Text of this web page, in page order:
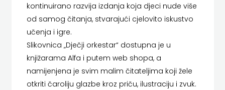
STJEPAN
KOSAČA
HENA
kontinuirano razvija izdanja koja djeci nude više
od samog čitanja, stvarajući cjelovito iskustvo
učenja i igre.
Slikovnica „Dječji orkestar“ dostupna je u
knjižarama Alfa i putem web shopa, a
namijenjena je svim malim čitateljima koji žele
otkriti čaroliju glazbe kroz priču, ilustraciju i zvuk.